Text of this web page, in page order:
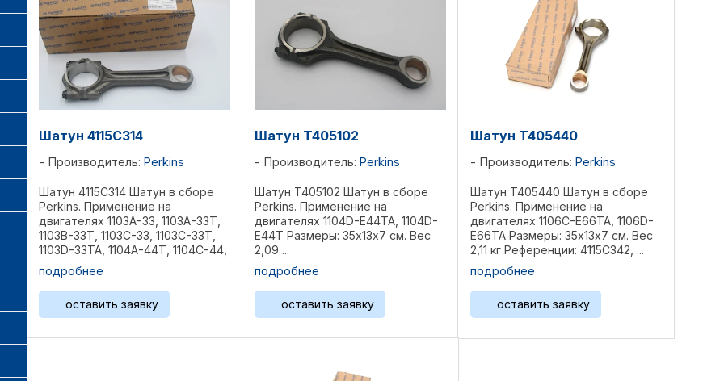
Шатун 4115C314
Производитель: Perkins
Шатун 4115C314 Шатун в сборе
Perkins. Применение на
двигателях 1103A-33, 1103A-33T,
1103B-33Т, 1103С-33, 1103С-33Т,
1103D-33TA, 1104A-44T, 1104C-44,
1104C-44T, 1104C-44TA, 1104C-
E44TA, 1104D-44T, 1104D-44TA,
1104D-E44T, 1104D-E44TA, 1006, ...
подробнее
оставить заявку
Шатун T405102
Производитель: Perkins
Шатун T405102 Шатун в сборе
Perkins. Применение на
двигателях 1104D-E44TA, 1104D-
E44T Размеры: 35х13х7 см. Вес
2,09 ...
подробнее
оставить заявку
Шатун T405440
Производитель: Perkins
Шатун T405440 Шатун в сборе
Perkins. Применение на
двигателях 1106C-E66TA, 1106D-
E66TA Размеры: 35х13х7 см. Вес
2,11 кг Референции: 4115C342, ...
подробнее
оставить заявку